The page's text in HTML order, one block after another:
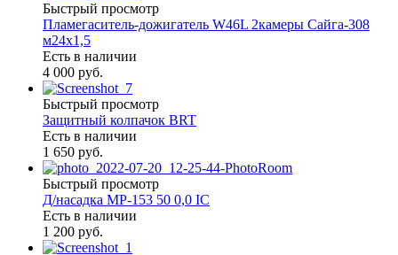
Быстрый просмотр
Пламегаситель-дожигатель W46L 2камеры Сайга-308
м24х1,5
Есть в наличии
4 000 руб.
Быстрый просмотр
Защитный колпачок BRT
Есть в наличии
1 650 руб.
Быстрый просмотр
Д/насадка МР-153 50 0,0 IC
Есть в наличии
1 200 руб.